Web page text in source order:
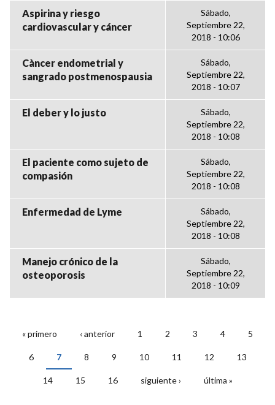
Aspirina y riesgo
cardiovascular y cáncer
Sábado,
Septiembre 22,
2018 - 10:06
Càncer endometrial y
sangrado postmenospausia
Sábado,
Septiembre 22,
2018 - 10:07
El deber y lo justo
Sábado,
Septiembre 22,
2018 - 10:08
El paciente como sujeto de
compasión
Sábado,
Septiembre 22,
2018 - 10:08
Enfermedad de Lyme
Sábado,
Septiembre 22,
2018 - 10:08
Manejo crónico de la
osteoporosis
Sábado,
Septiembre 22,
2018 - 10:09
PÁGINAS
« primero ‹ anterior 1 2 3 4 5
6 7 8 9 10 11 12 13
14 15 16 siguiente › última »